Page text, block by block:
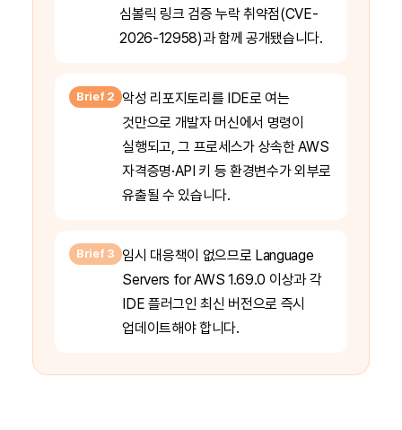
심볼릭 링크 검증 누락 취약점(CVE-
2026-12958)과 함께 공개됐습니다.
Brief 2
악성 리포지토리를 IDE로 여는
것만으로 개발자 머신에서 명령이
실행되고, 그 프로세스가 상속한 AWS
자격증명·API 키 등 환경변수가 외부로
유출될 수 있습니다.
Brief 3
임시 대응책이 없으므로 Language
Servers for AWS 1.69.0 이상과 각
IDE 플러그인 최신 버전으로 즉시
업데이트해야 합니다.